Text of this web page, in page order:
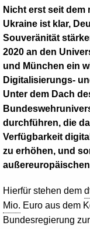
Nicht erst seit
Ukraine ist klar,
Souveränität
2020 an den
und München ein
Digitalisierungs-
Unter dem Dach
durchführen, die
Verfügbarkeit
zu erhöhen, und
Hierfür stehen dem
Mio. Euro aus dem
Bundesregierung